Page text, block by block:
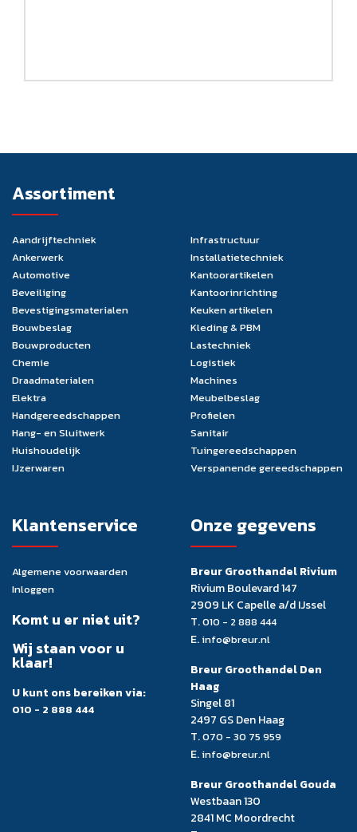
Assortiment
Aandrijftechniek
Ankerwerk
Automotive
Beveiliging
Bevestigingsmaterialen
Bouwbeslag
Bouwproducten
Chemie
Draadmaterialen
Elektra
Handgereedschappen
Hang- en Sluitwerk
Huishoudelijk
IJzerwaren
Infrastructuur
Installatietechniek
Kantoorartikelen
Kantoorinrichting
Keuken artikelen
Kleding & PBM
Lastechniek
Logistiek
Machines
Meubelbeslag
Profielen
Sanitair
Tuingereedschappen
Verspanende gereedschappen
Klantenservice
Algemene voorwaarden
Inloggen
Komt u er niet uit?
Wij staan voor u
klaar!
U kunt ons bereiken via:
010 - 2 888 444
Onze gegevens
Breur Groothandel Rivium
Rivium Boulevard 147
2909 LK Capelle a/d IJssel
T.010 - 2 888 444
E. info@breur.nl
Breur Groothandel Den
Haag
Singel 81
2497 GS Den Haag
T.070 - 30 75 959
E. info@breur.nl
Breur Groothandel Gouda
Westbaan 130
2841 MC Moordrecht